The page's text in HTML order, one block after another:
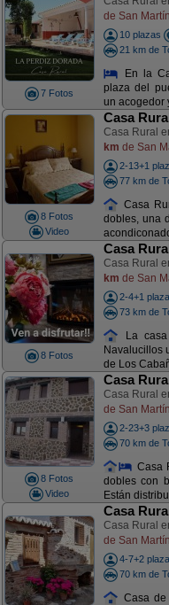
7 Fotos
de San
10 plazas
21 km de
En la
plaza del
un acogedor
8 Fotos
Video
Casa
Casa Rural
km de San
2-13+1
77 km de
Casa
dobles, una
8 Fotos
Casa
Casa Rural
km de San
2-4+1
73 km de
La
Navalucillos
de Los
8 Fotos
Video
Casa
Casa Rural
de San
2-23+3
70 km de
Casa
dobles con
Están
Casa
Casa Rural
de San
4-7+2
70 km de
Casa